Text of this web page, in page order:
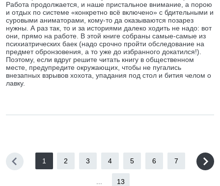
Работа продолжается, и наше пристальное внимание, а порою
и отдых по системе «конкретно всё включено» с бдительными и
суровыми аниматорами, кому-то да оказываются позарез
нужны. А раз так, то и за историями далеко ходить не надо: вот
они, прямо на работе. В этой книге собраны самые-самые из
психиатрических баек (надо срочно пройти обследование на
предмет обронзовения, а то уже до избранного докатился!).
Поэтому, если вдруг решите читать книгу в общественном
месте, предупредите окружающих, чтобы не пугались
внезапных взрывов хохота, упадания под стол и бития челом о
лавку.
1 2 3 4 5 6 7
13